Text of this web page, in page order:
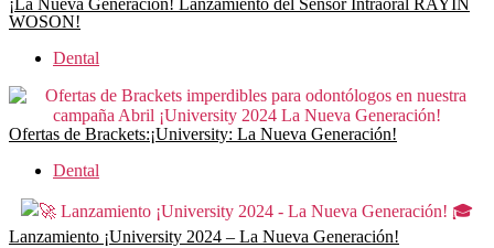
¡La Nueva Generación! Lanzamiento del Sensor Intraoral RAYIN
WOSON!
Dental
Ofertas de Brackets:¡University: La Nueva Generación!
Dental
Lanzamiento ¡University 2024 – La Nueva Generación!